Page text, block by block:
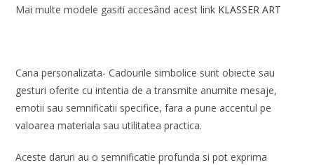
Mai multe modele gasiti accesând acest link KLASSER ART
Cana personalizata- Cadourile simbolice sunt obiecte sau
gesturi oferite cu intentia de a transmite anumite mesaje,
emotii sau semnificatii specifice, fara a pune accentul pe
valoarea materiala sau utilitatea practica.
Aceste daruri au o semnificatie profunda si pot exprima